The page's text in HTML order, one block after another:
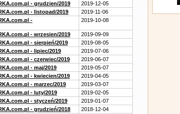
- grudzien/2019
2019-12-05
- listopad/2019
2019-11-06
-
2019-10-08
- wrzesien/2019
2019-09-09
- sierpień/2019
2019-08-05
- lipiec/2019
2019-07-06
- czerwiec/2019
2019-06-07
- maj/2019
2019-05-07
- kwiecien/2019
2019-04-05
- marzec/2019
2019-03-07
- luty/2019
2019-02-05
- styczeń/2019
2019-01-07
- grudzień/2018
2018-12-04